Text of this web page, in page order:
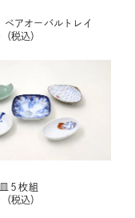
アオーバルトレイ
（税込）
５枚組
（税込）